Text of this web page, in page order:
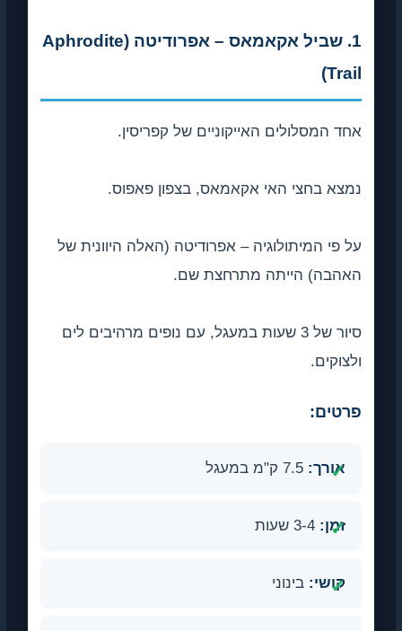
1. שביל אקאמאס – אפרודיטה (Aphrodite
אחד המסלולים האייקוניים של קפריסין.
נמצא בחצי האי אקאמאס, בצפון פאפוס.
על פי המיתולוגיה – אפרודיטה (האלה היוונית של
האהבה) הייתה מתרחצת שם.
סיור של 3 שעות במעגל, עם נופים מרהיבים לים
ולצוקים.
פרטים:
אורך:7.5 ק"מ במעגל
קושי:בינוני